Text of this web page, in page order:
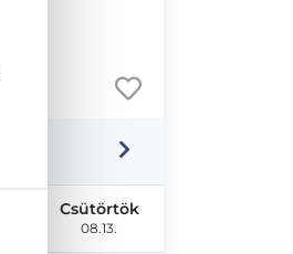
Csütörtök
08.13.